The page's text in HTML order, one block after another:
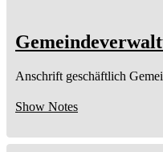
Anschrift geschäftlich
Show Notes